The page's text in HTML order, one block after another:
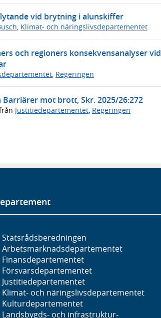
vid brytning i alunskiffer
, Klimat- och näringslivsdepartementet
och regioners konsekvensanalyser vid
Regeringen
mot brott, Skr. 2025/26:272
Justitiedepartementet, Regeringen
Statsrådsberedningen
Arbetsmarknads­departementet
Finans­departementet
Försvars­departementet
Justitie­departementet
Klimat- och näringslivs­departementet
Kultur­departementet
Landsbygds- och infrastruktur­